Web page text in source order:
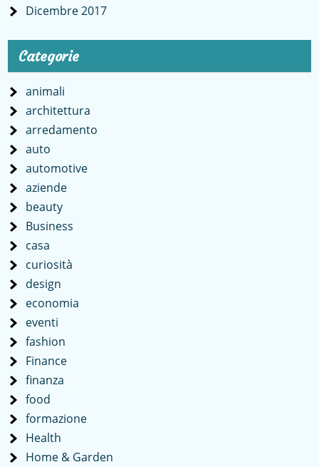
Dicembre 2017
Categorie
animali
architettura
arredamento
auto
automotive
aziende
beauty
Business
casa
curiosità
design
economia
eventi
fashion
Finance
finanza
food
formazione
Health
Home & Garden